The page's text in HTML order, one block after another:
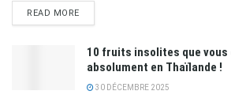
READ MORE
10 fruits insolites que vous
absolument en Thaïlande !
30 DÉCEMBRE 2025